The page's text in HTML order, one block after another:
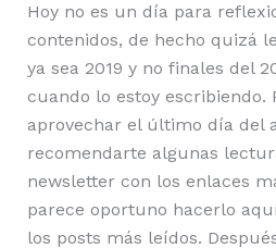
Hoy no es un día para
contenidos, de hecho quizá
ya sea 2019 y no finales del
cuando lo estoy escribiendo.
aprovechar el último día del
recomendarte algunas
newsletter con los enlaces
parece oportuno hacerlo
los posts más leídos.